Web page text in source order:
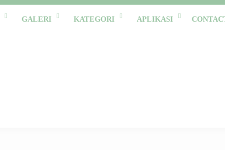
GALERI KATEGORI APLIKASI